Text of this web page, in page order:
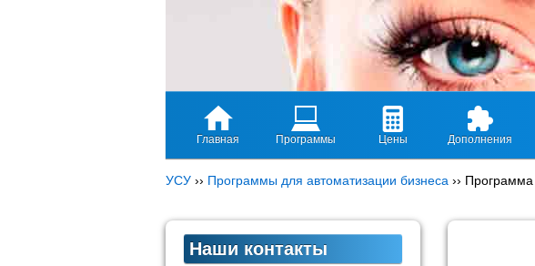
Главная Программы Цены Дополнения
УСУ ›› Программы для автоматизации бизнеса ›› Программа
Наши контакты